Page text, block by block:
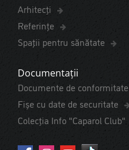
Arhitecți
Referințe
Spaţii pentru sănătate
Documentații
Documente de conformitate
Fișe cu date de securitate
Colecția Info "Caparol Club"